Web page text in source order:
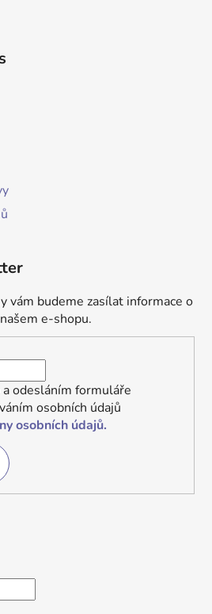
vám budeme zasílat informace o
e-shopu.
odesláním formuláře
osobních údajů
osobních údajů.